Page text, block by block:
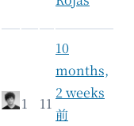
1 11
10
months,
2 weeks
前